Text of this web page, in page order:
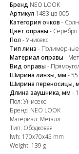
Бренд NEO LOOK
Артикул 1483 цв 005
Категория очков -
Цвет оправы - Серебро
Пол - Унисекс
Тип линз - Полимерные
Материал оправы -
Вид оправы -
Ширина линзы, мм - 55
Ширина переносицы,
Длина заушника, мм -
Пол: Унисекс
Бренд: NEO LOOK
Материал: Металл
Тип: Ободковая
lwh: 170x70x45 mm
Weight: 139 g
Закажите
звонок
+7